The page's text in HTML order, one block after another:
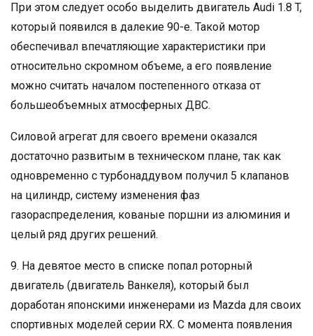
При этом следует особо выделить двигатель Audi 1.8 T,
который появился в далекие 90-е. Такой мотор
обеспечивал впечатляющие характеристики при
относительно скромном объеме, а его появление
можно считать началом постепенного отказа от
большеобъемных атмосферных ДВС.
Силовой агрегат для своего времени оказался
достаточно развитым в техническом плане, так как
одновременно с турбонаддувом получил 5 клапанов
на цилиндр, систему изменения фаз
газораспределения, кованые поршни из алюминия и
целый ряд других решений.
9. На девятое место в списке попал роторный
двигатель (двигатель Ванкеля), который был
доработан японскими инженерами из Mazda для своих
спортивных моделей серии RX. С момента появления